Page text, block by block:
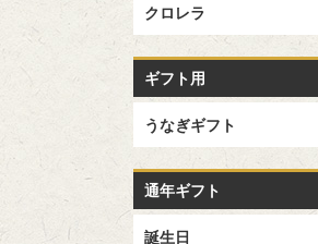
クロレラ
ギフト用
うなぎギフト
通年ギフト
誕生日